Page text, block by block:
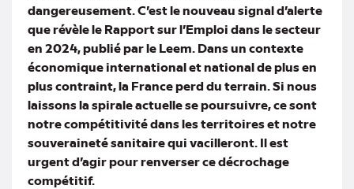
dangereusement. C’est le nouveau signal d’alerte
que révèle le Rapport sur l’Emploi dans le secteur
en 2024, publié par le Leem. Dans un contexte
économique international et national de plus en
plus contraint, la France perd du terrain. Si nous
laissons la spirale actuelle se poursuivre, ce sont
notre compétitivité dans les territoires et notre
souveraineté sanitaire qui vacilleront. Il est
urgent d’agir pour renverser ce décrochage
compétitif.